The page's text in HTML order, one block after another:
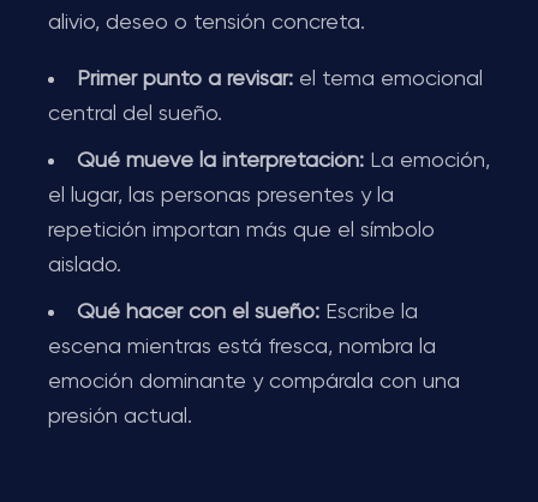
alivio, deseo o tensión concreta.
Primer punto a revisar: el tema emocional
central del sueño.
Qué mueve la interpretación: La emoción,
el lugar, las personas presentes y la
repetición importan más que el símbolo
aislado.
Qué hacer con el sueño: Escribe la
escena mientras está fresca, nombra la
emoción dominante y compárala con una
presión actual.